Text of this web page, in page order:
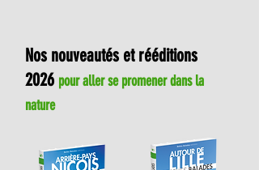
Nos nouveautés et rééditions
2026 pour aller se promener dans la
nature